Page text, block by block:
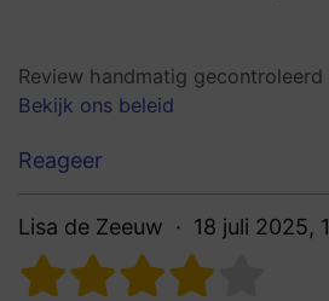
Review handmatig
Bekijk ons beleid
Reageer
Lisa de Zeeuw 18 juli 2025,